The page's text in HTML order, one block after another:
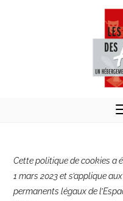
Cette politique de cookies a
1 mars 2023 et s’applique
permanents légaux de